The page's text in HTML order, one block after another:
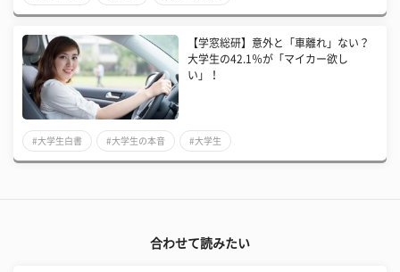
【学窓総研】意外と「車離れ」ない？
大学生の42.1％が「マイカー欲し
い」！
#大学生白書 #大学生の本音 #大学生
合わせて読みたい